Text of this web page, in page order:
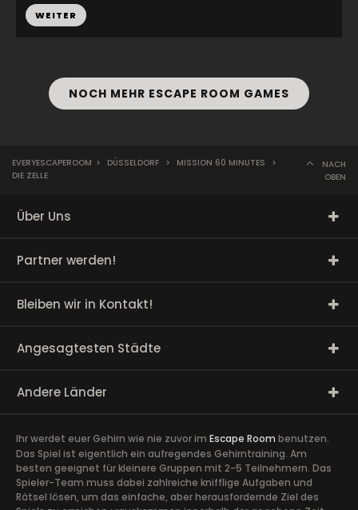
WEITER
NOCH MEHR ESCAPE ROOM GAMES
EVERYESCAPEROOM > DÜSSELDORF > MISSION 60 MINUTES
>
DIE ZELLE
NACH
OBEN
Über Uns
Partner werden!
Bleiben wir in Kontakt!
Angesagtesten Städte
Andere Länder
Ihr werdet euer Gehirn wie nie zuvor im Escape Room benutzen.
Das Spiel ist eigentlich ein aufregendes Gehirntraining. Am
besten geeignet für kleinere Gruppen mit 2-5 Teilnehmern. Das
Spieler-Team muss dabei zahlreiche knifflige Aufgaben und
Rätsel lösen, um das einfache, aber herausfordernde Ziel des